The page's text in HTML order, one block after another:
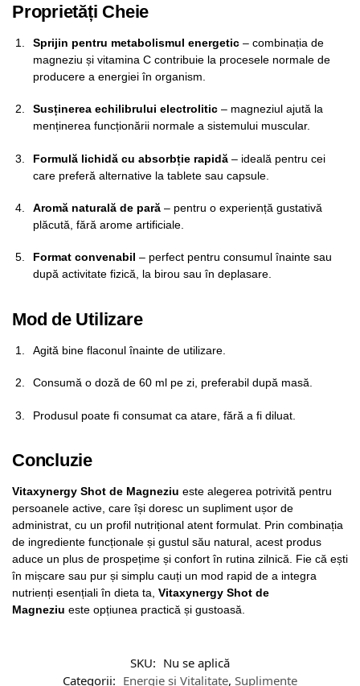
Proprietăți Cheie
Sprijin pentru metabolismul energetic – combinația de
magneziu și vitamina C contribuie la procesele normale de
producere a energiei în organism.
Susținerea echilibrului electrolitic – magneziul ajută la
menținerea funcționării normale a sistemului muscular.
Formulă lichidă cu absorbție rapidă – ideală pentru cei
care preferă alternative la tablete sau capsule.
Aromă naturală de pară – pentru o experiență gustativă
plăcută, fără arome artificiale.
Format convenabil – perfect pentru consumul înainte sau
după activitate fizică, la birou sau în deplasare.
Mod de Utilizare
Agită bine flaconul înainte de utilizare.
Consumă o doză de 60 ml pe zi, preferabil după masă.
Produsul poate fi consumat ca atare, fără a fi diluat.
Concluzie
Vitaxynergy Shot de Magneziu este alegerea potrivită pentru
persoanele active, care își doresc un supliment ușor de
administrat, cu un profil nutrițional atent formulat. Prin combinația
de ingrediente funcționale și gustul său natural, acest produs
aduce un plus de prospețime și confort în rutina zilnică. Fie că ești
în mișcare sau pur și simplu cauți un mod rapid de a integra
nutrienți esențiali în dieta ta, Vitaxynergy Shot de
Magneziu este opțiunea practică și gustoasă.
SKU: Nu se aplică
Categorii: Energie si Vitalitate, Suplimente